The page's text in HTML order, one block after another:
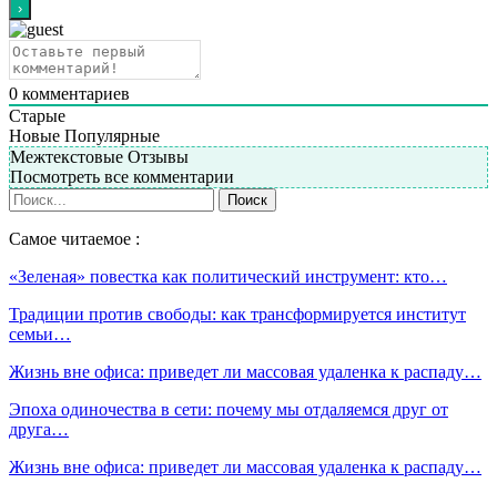
0 комментариев
Старые
Новые Популярные
Межтекстовые Отзывы
Посмотреть все комментарии
Самое читаемое :
«Зеленая» повестка как политический инструмент: кто…
Традиции против свободы: как трансформируется институт
семьи…
Жизнь вне офиса: приведет ли массовая удаленка к распаду…
Эпоха одиночества в сети: почему мы отдаляемся друг от
друга…
Жизнь вне офиса: приведет ли массовая удаленка к распаду…